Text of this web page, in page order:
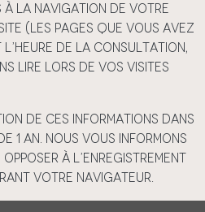
la navigation de votre
(les pages que vous avez
de la consultation,
lire lors de vos visites
de ces informations dans
an. Nous vous informons
à l’enregistrement
votre navigateur.